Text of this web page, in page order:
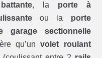
, la porte à
ou la porte
garage sectionnelle
qu’unvolet roulant